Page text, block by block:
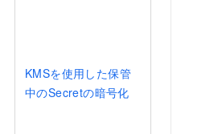
KMSを使用した保管
中のSecretの暗号化